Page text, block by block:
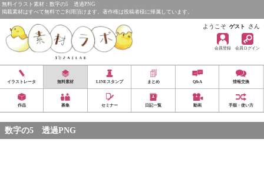
無料イラスト素材：数字の5 透過PNG
掲載素材はすべて無料でご利用頂けます。著作権は投稿者様に帰属しています。
ようこそ ゲスト さん
会員登録 会員ログイン
イラストレータ 無料素材 LINEスタンプ まとめ Q&A 情報交換
作品 募集 セミナー 日記一覧 動画 手順・使い方
数字の5 透過PNG